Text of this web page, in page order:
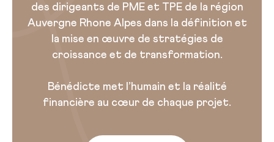
des dirigeants de PME et TPE de la région
Auvergne Rhone Alpes dans la définition et
la mise en œuvre de stratégies de
croissance et de transformation.
Bénédicte met l’humain et la réalité
financière au cœur de chaque projet.